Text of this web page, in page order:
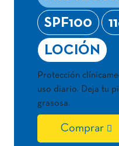
SPF100
LOCIÓN
Protección
uso diario. Deja tu
grasosa.
Comprar